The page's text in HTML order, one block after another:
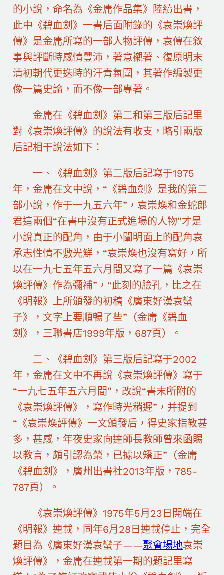
的小說，命名為《金庸作品集》陸續出書，
此中《碧血劍》一書后面附錄的《袁崇煥評
傳》是金庸所寫的一部人物評傳，袁傳在敘
事與評斷時感情豐沛，著意襯著、復原明末
清初朝代更迭時的汗青氛圍，其著作編製更
像一篇史論，而不像一部專著。
金庸在《碧血劍》第二和第三版后記里
對《袁崇煥評傳》的說法有收支，略引兩版
后記相干說法如下：
一、《碧血劍》第二版后記寫于1975
年，金庸在文中說，“《碧血劍》是我的第二
部小說，作于一九五六年”，袁崇煥和金蛇郎
君這兩個“在書中沒有正式進場的人物”才是
小說真正的配角，由于小闡明面上的配角袁
承志性情不敷光鮮，“袁崇煥也沒有寫好，所
以在一九七五年五六月間又寫了一篇《袁崇
煥評傳》作為彌補”，“此刻的臉孔，比之在
《明報》上所頒發的初稿《廣東好漢袁蠻
子》，文字上要順暢了些”（金庸《碧血
劍》，三聯書店1999年版，687頁）。
二、《碧血劍》第三版后記寫于2002
年，金庸在文中不再說《袁崇煥評傳》寫于
“一九七五年五六月間”，改說“書末所附的
《袁崇煥評傳》，寫作時光稍遲”，并提到
“《袁崇煥評傳》一文頒發后，得史家指教甚
多，甚感，年夜史家向達師長教師曾來函賜
以教言，頗引認為榮，已據以矯正”（金庸
《碧血劍》，廣州出書社2013年版，785-
787頁）。
《袁崇煥評傳》1975年5月23日開端在
《明報》連載，同年6月28日連載停止，完全
題目為《廣東好漢袁蠻子——聚會場地袁崇
煥評傳》，金庸在連載第一期的題記里寫